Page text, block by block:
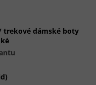
trekové dámské boty